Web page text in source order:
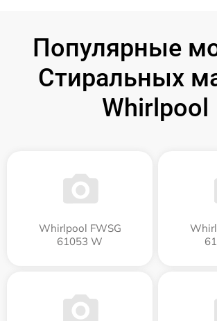
Популярные
Стиральных
Whirlpool
Whirlpool FWSG
61053 W